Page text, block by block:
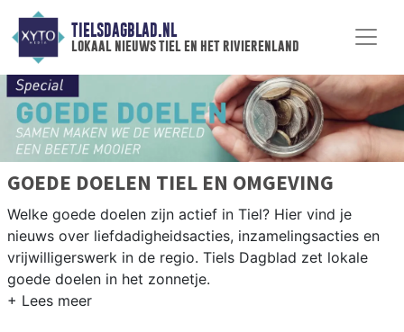
TIELSDAGBLAD.NL
lokaal nieuws tiel en het rivierenland
GOEDE DOELEN TIEL EN OMGEVING
Welke goede doelen zijn actief in Tiel? Hier vind je
nieuws over liefdadigheidsacties, inzamelingsacties en
vrijwilligerswerk in de regio. Tiels Dagblad zet lokale
goede doelen in het zonnetje.